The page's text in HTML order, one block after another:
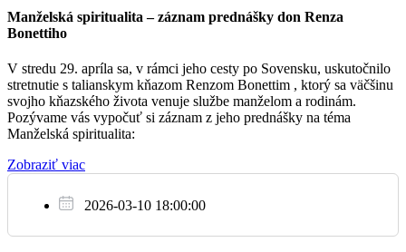
Pi
27.1.
06:30
Za Božiu moc, požehnanie a zdravie pre Andreja
18:30
+ Gejza, Alžbeta, Ervín, Jozef a za Božiu pomoc
pre rodiny
So
VIANOČNÁ VÝZDOBA; UPRATOVANIE KOSTOLA
V stredu 25.1. po večernej sv. omši (cca 18.15) vás prosíme o
je sv. omša o 17.30. Upratovanie kostola v piatok večer má na
starosti skupina 5. Prosíme však aj iných, vzhľadom na to, že bude
po odstránení vianočnej výzdoby.
DOČASNÉ UZAVRETIE KAPLNKY
Vzhľadom na čiastočné uzavretie nemocnice počas víkendov
(hlavný vchod a vestibul, kde sa nachádza kaplnka), sú dočasne sv.
omše v kaplnke zrušené. Pastoračná starostlivosť o chorých na
Manželská spiritualita – záznam prednášky don Renza
Bonettiho
V stredu 29. apríla sa, v rámci jeho cesty po Sovensku, uskutočnilo
stretnutie s talianskym kňazom Renzom Bonettim , ktorý sa väčšinu
svojho kňazského života venuje službe manželom a rodinám.
Pozývame vás vypočuť si záznam z jeho prednášky na téma
Manželská spiritualita:
Zobraziť viac
2026-03-10 18:00:00